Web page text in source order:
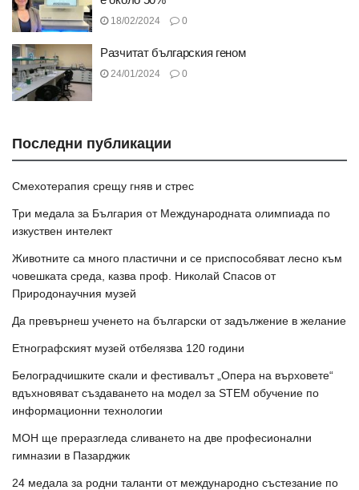
18/02/2024 0
Разчитат българския геном
24/01/2024 0
Последни публикации
Смехотерапия срещу гняв и стрес
Три медала за България от Международната олимпиада по
изкуствен интелект
Животните са много пластични и се приспособяват лесно към
човешката среда, казва проф. Николай Спасов от
Природонаучния музей
Да превърнеш ученето на български от задължение в желание
Етнографският музей отбелязва 120 години
Белоградчишките скали и фестивалът „Опера на върховете“
вдъхновяват създаването на модел за STEM обучение по
информационни технологии
МОН ще преразгледа сливането на две професионални
гимназии в Пазарджик
24 медала за родни таланти от международно състезание по